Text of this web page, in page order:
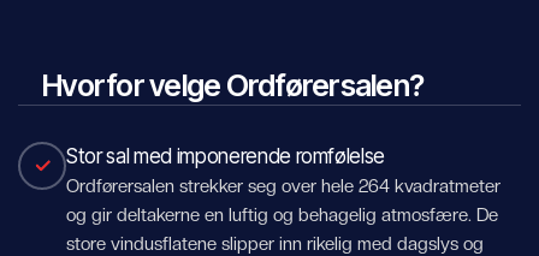
Hvorfor velge Ordførersalen?
Stor sal med imponerende romfølelse
Ordførersalen strekker seg over hele 264 kvadratmeter
og gir deltakerne en luftig og behagelig atmosfære. De
store vindusflatene slipper inn rikelig med dagslys og